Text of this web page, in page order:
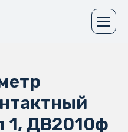
1, ДВ2010ф